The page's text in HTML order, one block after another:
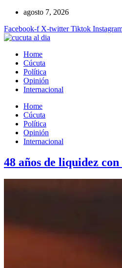
contenido
agosto 7, 2026
Facebook-f X-twitter Tiktok
Home
Cúcuta
Política
Opinión
Internacional
Home
Cúcuta
Política
Opinión
Internacional
48 años de liquidez